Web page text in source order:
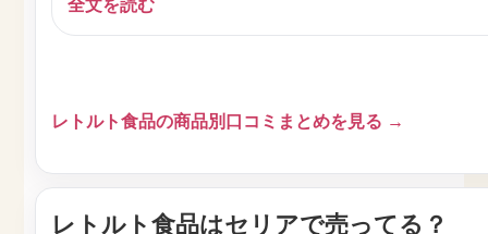
全文を読む
レトルト食品の商品別口コミまとめを見る →
レトルト食品はセリアで売ってる？